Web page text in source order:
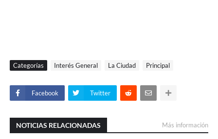
Categorías Interés General La Ciudad Principal
Facebook Twitter
NOTICIAS RELACIONADAS Más información